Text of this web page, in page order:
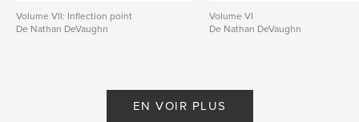
Volume VII: Inflection point
De Nathan DeVaughn
Volume VI
De Nathan DeVaughn
EN VOIR PLUS